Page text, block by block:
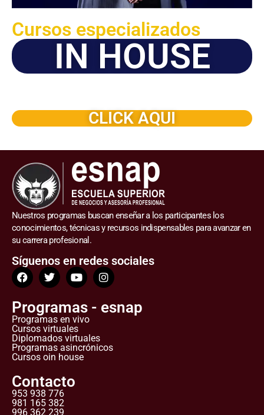
Cursos especializados
IN HOUSE
CLICK AQUI
Nuestros programas buscan enseñar a los participantes los
conocimientos, técnicas y recursos indispensables para avanzar en
su carrera profesional.
Síguenos en redes sociales
Programas - esnap
Programas en vivo
Cursos virtuales
Diplomados virtuales
Programas asincrónicos
Cursos oin house
Contacto
953 938 776
981 165 382
996 362 239